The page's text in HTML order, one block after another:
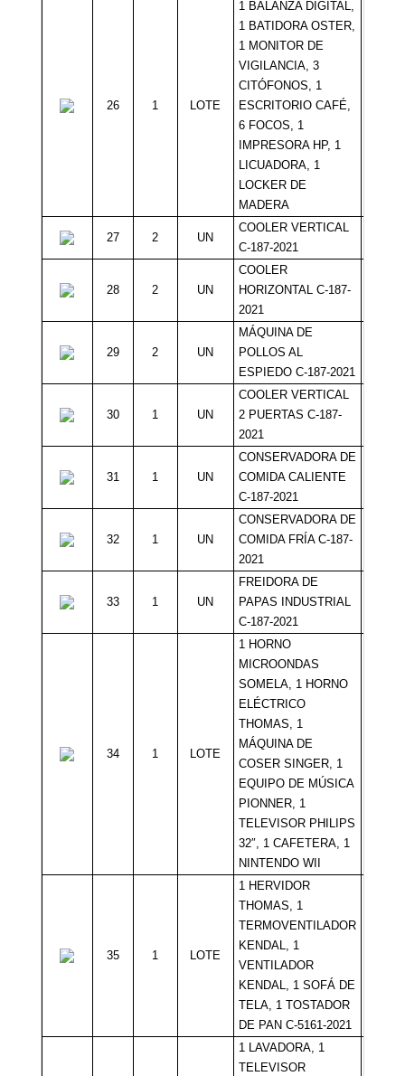
26 1 LOTE
1 BALANZA DIGITAL,
1 BATIDORA OSTER,
1 MONITOR DE
VIGILANCIA, 3
CITÓFONOS, 1
ESCRITORIO CAFÉ,
6 FOCOS, 1
IMPRESORA HP, 1
LICUADORA, 1
LOCKER DE
MADERA
27 2 UN
COOLER VERTICAL
C-187-2021
28 2 UN
COOLER
HORIZONTAL C-187-
2021
29 2 UN
MÁQUINA DE
POLLOS AL
ESPIEDO C-187-2021
30 1 UN
COOLER VERTICAL
2 PUERTAS C-187-
2021
31 1 UN
CONSERVADORA DE
COMIDA CALIENTE
C-187-2021
32 1 UN
CONSERVADORA DE
COMIDA FRÍA C-187-
2021
33 1 UN
FREIDORA DE
PAPAS INDUSTRIAL
C-187-2021
34 1 LOTE
1 HORNO
MICROONDAS
SOMELA, 1 HORNO
ELÉCTRICO
THOMAS, 1
MÁQUINA DE
COSER SINGER, 1
EQUIPO DE MÚSICA
PIONNER, 1
TELEVISOR PHILIPS
32″, 1 CAFETERA, 1
NINTENDO WII
35 1 LOTE
1 HERVIDOR
THOMAS, 1
TERMOVENTILADOR
KENDAL, 1
VENTILADOR
KENDAL, 1 SOFÁ DE
TELA, 1 TOSTADOR
DE PAN C-5161-2021
1 LAVADORA, 1
TELEVISOR